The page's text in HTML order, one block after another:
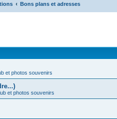
Bons plans et adresses
et photos souvenirs
et photos souvenirs